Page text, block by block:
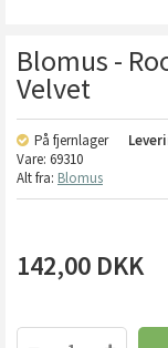
Blomus -
Velvet
På fjernlager
Vare: 69310
Alt fra: Blomus
142,00 DKK